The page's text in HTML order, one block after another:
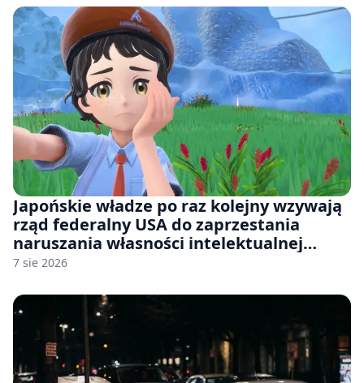
Japońskie władze po raz kolejny wzywają
rząd federalny USA do zaprzestania
naruszania własności intelektualnej
japońskich gier i anime
7 sie 2026